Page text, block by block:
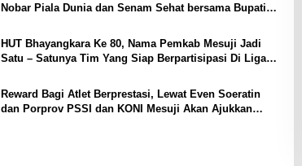
Nobar Piala Dunia dan Senam Sehat bersama Bupati
HUT Bhayangkara Ke 80, Nama Pemkab Mesuji Jadi
Satu – Satunya Tim Yang Siap Berpartisipasi Di Liga
Pemainnya :
Reward Bagi Atlet Berprestasi, Lewat Even Soeratin
dan Porprov PSSI dan KONI Mesuji Akan Ajukkan